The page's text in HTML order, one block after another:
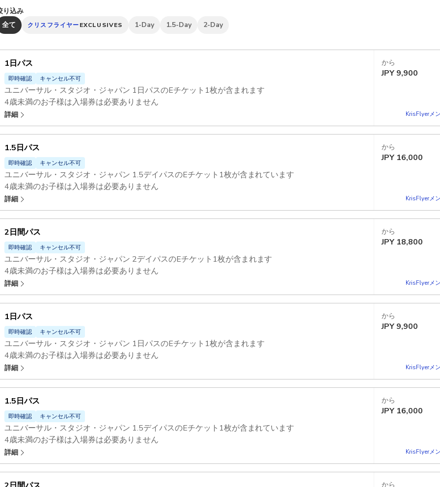
り込み
全て
クリスフライヤーEXCLUSIVES 1-Day 1.5-Day 2-Day
1日パス
即時確認 キャンセル不可
ユニバーサル・スタジオ・ジャパン 1日パスのEチケット1枚が含まれます
4歳未満のお子様は入場券は必要ありません
ユニバーサル・スタジオ・ジャパン - エクスプレスパス
詳細
から
JPY 9,900
KrisFlyerメ
1.5日パス
即時確認 キャンセル不可
ユニバーサル・スタジオ・ジャパン 1.5デイパスのEチケット1枚が含まれています
4歳未満のお子様は入場券は必要ありません
ユニバーサル・スタジオ・ジャパン - エクスプレスパス
詳細
から
JPY 16,000
KrisFlyerメ
2日間パス
即時確認 キャンセル不可
ユニバーサル・スタジオ・ジャパン 2デイパスのEチケット1枚が含まれます
4歳未満のお子様は入場券は必要ありません
ユニバーサル・スタジオ・ジャパン - エクスプレスパス
詳細
から
JPY 18,800
KrisFlyerメ
1日パス
即時確認 キャンセル不可
ユニバーサル・スタジオ・ジャパン 1日パスのEチケット1枚が含まれます
4歳未満のお子様は入場券は必要ありません
ユニバーサル・スタジオ・ジャパン - エクスプレスパス
詳細
から
JPY 9,900
KrisFlyerメ
1.5日パス
即時確認 キャンセル不可
ユニバーサル・スタジオ・ジャパン 1.5デイパスのEチケット1枚が含まれています
4歳未満のお子様は入場券は必要ありません
ユニバーサル・スタジオ・ジャパン - エクスプレスパス
詳細
から
JPY 16,000
KrisFlyerメ
から